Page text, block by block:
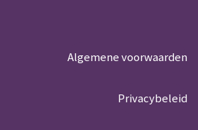
Algemene voorwaarden
Privacybeleid